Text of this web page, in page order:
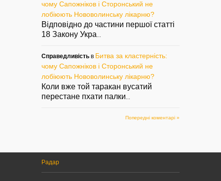
чому Сапожніков і Сторонський не
лобіюють Нововолинську лікарню?
Відповідно до частини першої статті
18 Закону Укра
Справедливість в Битва за кластерність:
чому Сапожніков і Сторонський не
лобіюють Нововолинську лікарню?
Коли вже той таракан вусатий
перестане пхати палки
Попередні коментарі »
Радар